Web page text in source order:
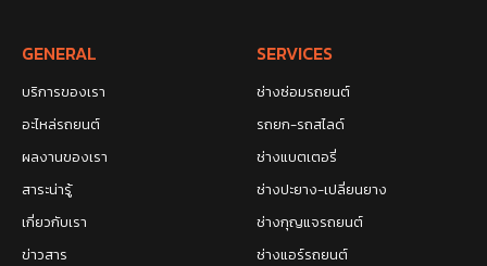
GENERAL
บริการของเรา
อะไหล่รถยนต์
ผลงานของเรา
สาระน่ารู้
เกี่ยวกับเรา
ข่าวสาร
SERVICES
ช่างซ่อมรถยนต์
รถยก-รถสไลด์
ช่างแบตเตอรี่
ช่างปะยาง-เปลี่ยนยาง
ช่างกุญแจรถยนต์
ช่างแอร์รถยนต์